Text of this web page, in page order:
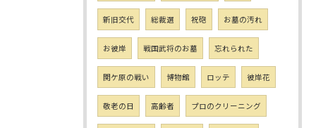
新旧交代 総裁選 祝砲 お墓の汚れ
お彼岸 戦国武将のお墓 忘れられた
関ケ原の戦い 博物館 ロッテ 彼岸花
敬老の日 高齢者 プロのクリーニング